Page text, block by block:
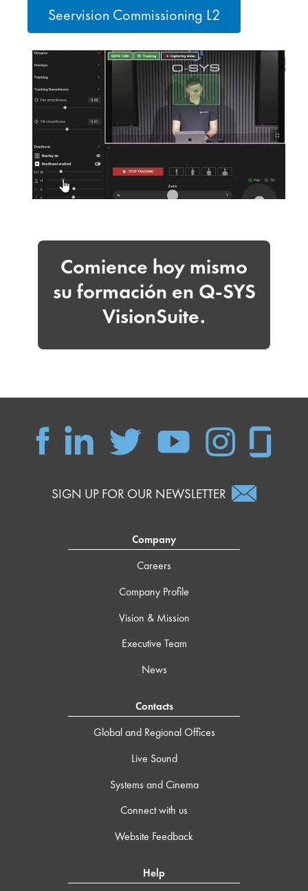
Seervision Commissioning L2
Comience hoy mismo
su formación en Q-SYS
VisionSuite.
SIGN UP FOR OUR NEWSLETTER
Company
Careers
Company Profile
Vision & Mission
Executive Team
News
Contacts
Global and Regional Offices
Live Sound
Systems and Cinema
Connect with us
Website Feedback
Help